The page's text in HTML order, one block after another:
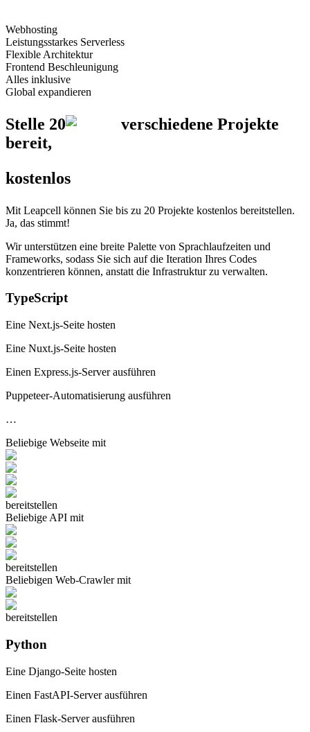
Webhosting
Leistungsstarkes Serverless
Flexible Architektur
Frontend Beschleunigung
Alles inklusive
Global expandieren
Stelle 20
verschiedene Projekte
bereit,
kostenlos
Mit Leapcell können Sie bis zu 20 Projekte kostenlos bereitstellen.
Ja, das stimmt!
Wir unterstützen eine breite Palette von Sprachlaufzeiten und
Frameworks, sodass Sie sich auf die Iteration Ihres Codes
konzentrieren können, anstatt die Infrastruktur zu verwalten.
TypeScript
Eine Next.js-Seite hosten
Eine Nuxt.js-Seite hosten
Einen Express.js-Server ausführen
Puppeteer-Automatisierung ausführen
…
Beliebige Webseite mit
bereitstellen
Beliebige API mit
bereitstellen
Beliebigen Web-Crawlermit
bereitstellen
Python
Eine Django-Seite hosten
Einen FastAPI-Server ausführen
Einen Flask-Server ausführen